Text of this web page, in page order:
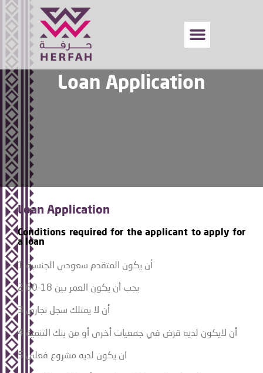
Loan Application
Loan Application
Conditions required for the applicant to apply for
a loan
1 أن يكون المتقدم سعودي الجنسية
2 يجب أن يكون العمر بين 18-60
3 أن لا يمتلك سجل تجاري
5 ان يكون لديه مشروع فعلي